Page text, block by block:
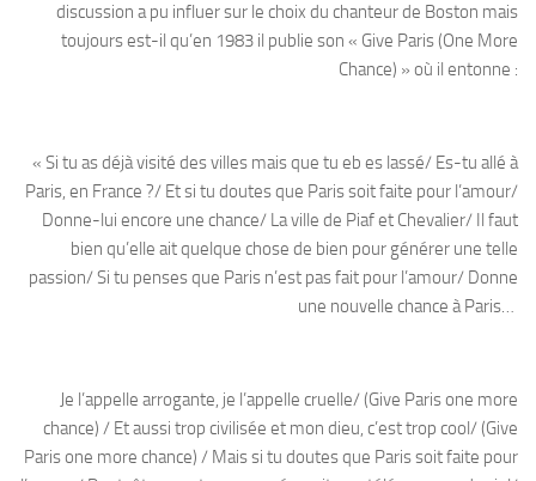
discussion a pu influer sur le choix du chanteur de Boston mais
toujours est-il qu’en 1983 il publie son « Give Paris (One More
Chance) » où il entonne :
« Si tu as déjà visité des villes mais que tu eb es lassé/ Es-tu allé à
Paris, en France ?/ Et si tu doutes que Paris soit faite pour l’amour/
Donne-lui encore une chance/ La ville de Piaf et Chevalier/ Il faut
bien qu’elle ait quelque chose de bien pour générer une telle
passion/ Si tu penses que Paris n’est pas fait pour l’amour/ Donne
une nouvelle chance à Paris…
Je l’appelle arrogante, je l’appelle cruelle/ (Give Paris one more
chance) / Et aussi trop civilisée et mon dieu, c’est trop cool/ (Give
Paris one more chance) / Mais si tu doutes que Paris soit faite pour